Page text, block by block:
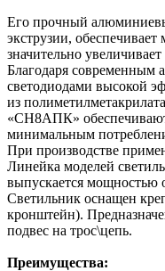
Его прочный
экструзии,
значительно
Благодаря современным
светодиодами высокой
из
«СН8АПК»
минимальным
При производстве
Линейка моделей
выпускается мощностью
Светильник оснащен
кронштейн).
подвес на трос\цепь.
Преимущества: